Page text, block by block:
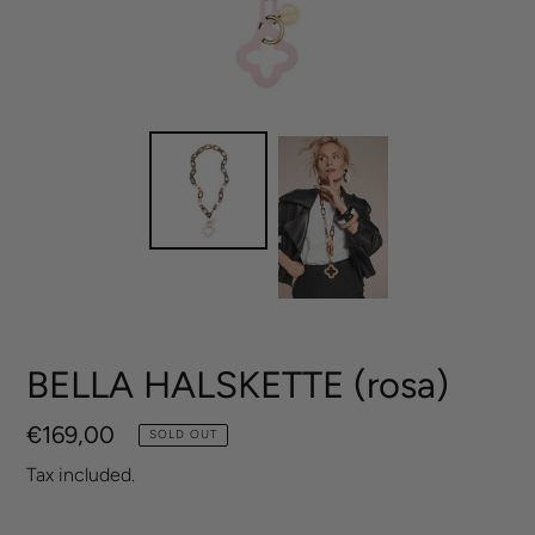
BELLA HALSKETTE (rosa)
Regular
price
€169,00 SOLD OUT
Tax included.